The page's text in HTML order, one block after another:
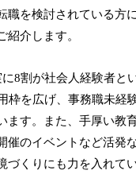
職を検討されている方
紹介します。
8割が社会人経験者と
枠を広げ、事務職未経
ます。また、手厚い教
催のイベントなど活発
づくりにも力を入れてい